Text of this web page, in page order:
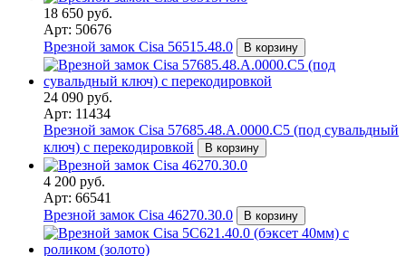
18 650 руб.
Арт: 50676
Врезной замок Cisa 56515.48.0
В корзину
24 090 руб.
Арт: 11434
Врезной замок Cisa 57685.48.A.0000.C5 (под сувальдный
ключ) с перекодировкой
В корзину
4 200 руб.
Арт: 66541
Врезной замок Cisa 46270.30.0
В корзину